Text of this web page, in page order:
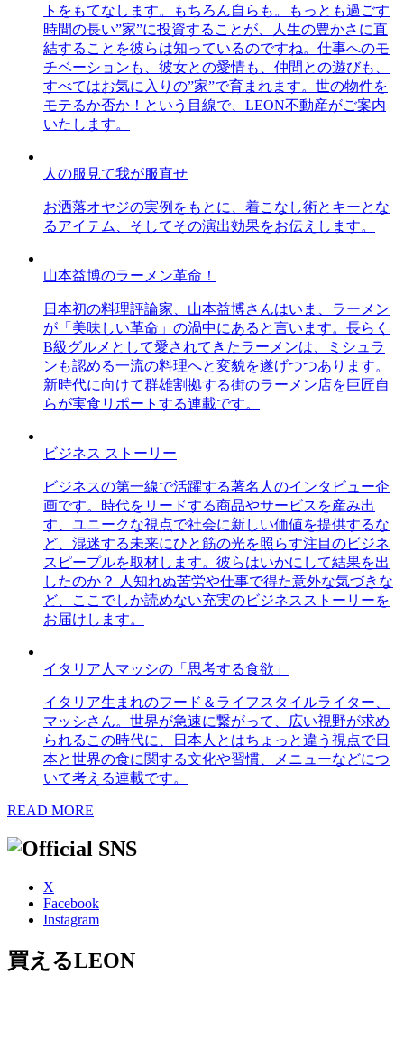
トをもてなします。もちろん自らも。もっとも過ごす
時間の長い”家”に投資することが、人生の豊かさに直
結することを彼らは知っているのですね。仕事へのモ
チベーションも、彼女との愛情も、仲間との遊びも、
すべてはお気に入りの”家”で育まれます。世の物件を
モテるか否か！という目線で、LEON不動産がご案内
いたします。
人の服見て我が服直せ
お洒落オヤジの実例をもとに、着こなし術とキーとな
るアイテム、そしてその演出効果をお伝えします。
山本益博のラーメン革命！
日本初の料理評論家、山本益博さんはいま、ラーメン
が「美味しい革命」の渦中にあると言います。長らく
B級グルメとして愛されてきたラーメンは、ミシュラ
ンも認める一流の料理へと変貌を遂げつつあります。
新時代に向けて群雄割拠する街のラーメン店を巨匠自
らが実食リポートする連載です。
ビジネス ストーリー
ビジネスの第一線で活躍する著名人のインタビュー企
画です。時代をリードする商品やサービスを産み出
す、ユニークな視点で社会に新しい価値を提供するな
ど、混迷する未来にひと筋の光を照らす注目のビジネ
スピープルを取材します。彼らはいかにして結果を出
したのか？ 人知れぬ苦労や仕事で得た意外な気づきな
ど、ここでしか読めない充実のビジネスストーリーを
お届けします。
イタリア人マッシの「思考する食欲」
イタリア生まれのフード＆ライフスタイルライター、
マッシさん。世界が急速に繋がって、広い視野が求め
られるこの時代に、日本人とはちょっと違う視点で日
本と世界の食に関する文化や習慣、メニューなどにつ
いて考える連載です。
READ MORE
X
Facebook
Instagram
買えるLEON